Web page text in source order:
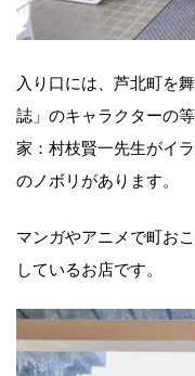
入り口には、芦北町を
誌」のキャラクターの
家：村枝賢一先生がイ
のノボリがあります。
マンガやアニメで町お
しているお店です。